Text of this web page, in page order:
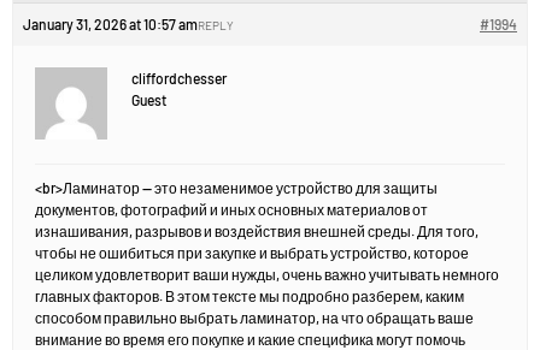
January 31, 2026 at 10:57 am #1994
REPLY
cliffordchesser
Guest
<br>Ламинатор — это незаменимое устройство для защиты
документов, фотографий и иных основных материалов от
изнашивания, разрывов и воздействия внешней среды. Для того,
чтобы не ошибиться при закупке и выбрать устройство, которое
целиком удовлетворит ваши нужды, очень важно учитывать немного
главных факторов. В этом тексте мы подробно разберем, каким
способом правильно выбрать ламинатор, на что обращать ваше
внимание во время его покупке и какие специфика могут помочь